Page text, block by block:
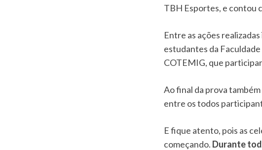
TBH Esportes, e contou
Entre as ações
estudantes da
COTEMIG, que
Ao final da prova
entre os todos
E fique atento, pois as
começando. Durante